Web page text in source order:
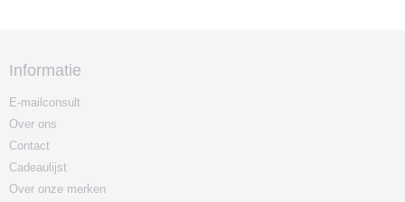
Informatie
E-mailconsult
Over ons
Contact
Cadeaulijst
Over onze merken